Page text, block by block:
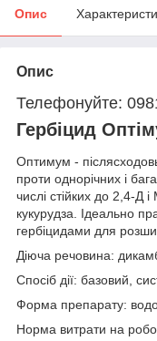
Опис
Опис
Телефонуйте:
Гербіцид
Оптимум -
проти однорічних і
числі стійких до 2,4-Д
кукурудза. Ідеально
гербіцидами для
Діюча речовина:
Спосіб дії: базовий,
Форма препарату:
Норма витрати на